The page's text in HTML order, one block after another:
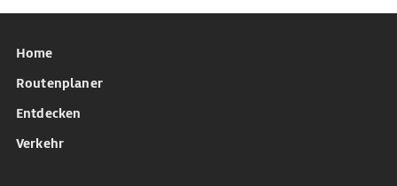
Home
Routenplaner
Entdecken
Verkehr